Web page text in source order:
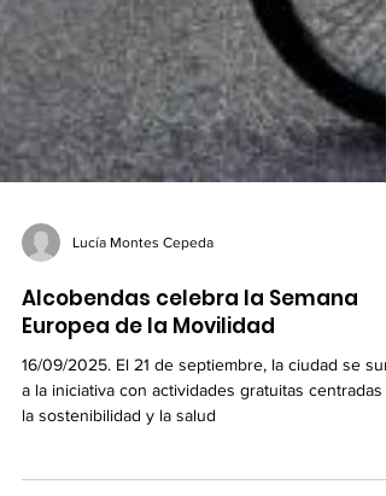
Lucía Montes Cepeda
Alcobendas celebra la Semana